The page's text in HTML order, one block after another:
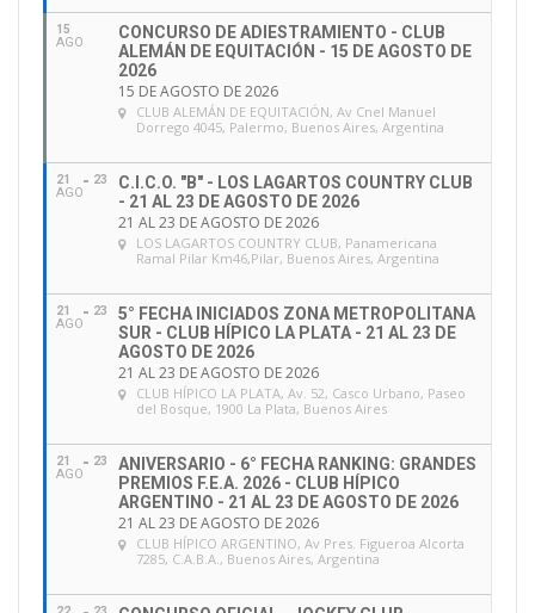
15
AGO
CONCURSO DE ADIESTRAMIENTO - CLUB
ALEMÁN DE EQUITACIÓN - 15 DE AGOSTO DE
2026
15 DE AGOSTO DE 2026
CLUB ALEMÁN DE EQUITACIÓN, Av Cnel Manuel
Dorrego 4045, Palermo, Buenos Aires, Argentina
21
AGO
23
C.I.C.O. "B" - LOS LAGARTOS COUNTRY CLUB
- 21 AL 23 DE AGOSTO DE 2026
21 AL 23 DE AGOSTO DE 2026
LOS LAGARTOS COUNTRY CLUB, Panamericana
Ramal Pilar Km46,Pilar, Buenos Aires, Argentina
21
AGO
23
5° FECHA INICIADOS ZONA METROPOLITANA
SUR - CLUB HÍPICO LA PLATA - 21 AL 23 DE
AGOSTO DE 2026
21 AL 23 DE AGOSTO DE 2026
CLUB HÍPICO LA PLATA, Av. 52, Casco Urbano, Paseo
del Bosque, 1900 La Plata, Buenos Aires
21
AGO
23
ANIVERSARIO - 6° FECHA RANKING: GRANDES
PREMIOS F.E.A. 2026 - CLUB HÍPICO
ARGENTINO - 21 AL 23 DE AGOSTO DE 2026
21 AL 23 DE AGOSTO DE 2026
CLUB HÍPICO ARGENTINO, Av Pres. Figueroa Alcorta
7285, C.A.B.A., Buenos Aires, Argentina